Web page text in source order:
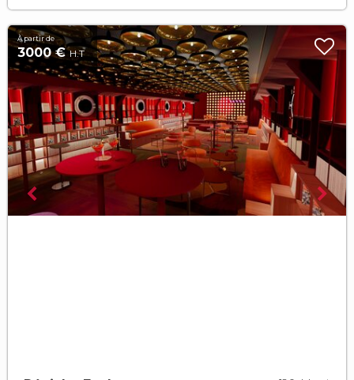
À partir de
3000 €H.T